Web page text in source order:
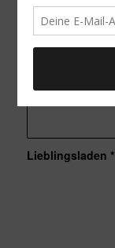
Name*
E-Mail*
Lieblingsladen *